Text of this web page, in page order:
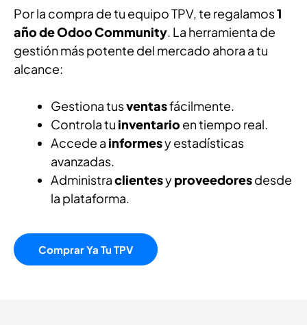
Por la compra de tu equipo TPV, te regalamos1
año de Odoo Community. La herramienta de
gestión más potente del mercado ahora a tu
alcance:
Gestiona tusventasfácilmente.
Controla tu inventario en tiempo real.
Accede a informesy estadísticas
avanzadas.
Administraclientesyproveedoresdesde
la plataforma.
Comprar Ya Tu TPV